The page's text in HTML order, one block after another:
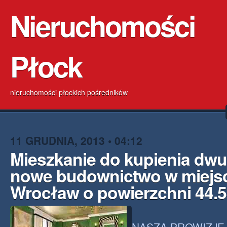
Nieruchomości
Płock
nieruchomości płockich pośredników
11 GRUDNIA, 2013 • 04:12
Mieszkanie do kupienia
nowe budownictwo w
Wrocław o powierzchni